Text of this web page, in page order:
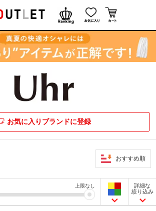
お気に入りブランドに登録
おすすめ順
上限なし
詳細な
絞り込み